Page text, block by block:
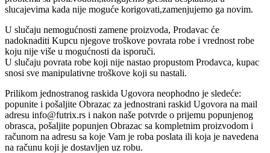
slucajevima kada nije moguće korigovati,zamenjujemo ga novim.
U slučaju nemogućnosti zamene proizvoda, Prodavac će
nadoknaditi Kupcu njegove troškove povrata robe i vrednost robe
koju nije više u mogućnosti da isporuči.
U slučaju povrata robe koji nije nastao propustom Prodavca, kupac
snosi sve manipulativne troškove koji su nastali.
Prilikom jednostranog raskida Ugovora neophodno je sledeće:
popunite i pošaljite Obrazac za jednostrani raskid Ugovora na mail
adresu info@futrix.rs i nakon naše potvrde o prijemu popunjenog
obrasca, pošaljite popunjen Obrazac sa kompletnim proizvodom i
računom na adresu sa koje Vam je roba poslata ili koja je navedena
na računu koji je dostavljen uz robu.